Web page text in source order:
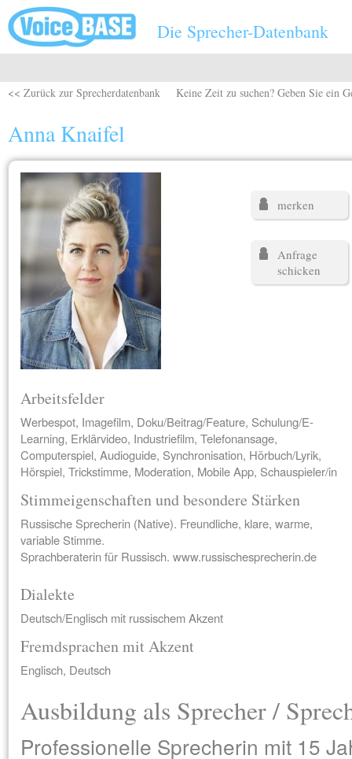
Direkt zum Inhalt
Die Sprecher-Datenbank
<< Zurück zur Sprecherdatenbank Keine Zeit zu suchen? Geben Sie ein
Anna Knaifel
merken
Anfrage
schicken
Arbeitsfelder
Werbespot, Imagefilm, Doku/Beitrag/Feature, Schulung/E-
Learning, Erklärvideo, Industriefilm, Telefonansage,
Computerspiel, Audioguide, Synchronisation, Hörbuch/Lyrik,
Hörspiel, Trickstimme, Moderation, Mobile App, Schauspieler/in
Stimmeigenschaften und besondere Stärken
Russische Sprecherin (Native). Freundliche, klare, warme,
variable Stimme.
Sprachberaterin für Russisch. www.russischesprecherin.de
Dialekte
Deutsch/Englisch mit russischem Akzent
Fremdsprachen mit Akzent
Englisch, Deutsch
Ausbildung als Sprecher /
Professionelle Sprecherin mit 15